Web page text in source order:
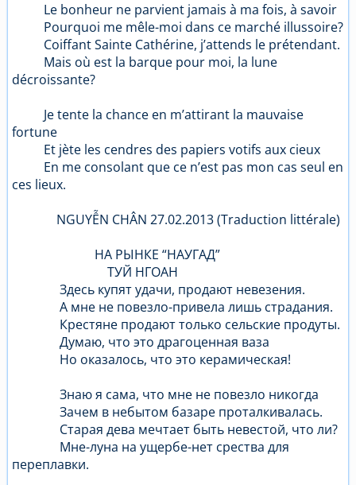
Le bonheur ne parvient jamais à ma fois, à savoir
Pourquoi me mêle-moi dans ce marché illussoire?
Coiffant Sainte Cathérine, j’attends le prétendant.
Mais où est la barque pour moi, la lune
décroissante?
Je tente la chance en m’attirant la mauvaise
fortune
Et jète les cendres des papiers votifs aux cieux
En me consolant que ce n’est pas mon cas seul en
ces lieux.
NGUYỄN CHÂN 27.02.2013 (Traduction littérale)
НА РЫНКЕ “НАУГАД”
ТУЙ НГОАН
Здесь купят удачи, продают невезения.
А мне не повезло-привела лишь страдания.
Крестяне продают только сельские продуты.
Думаю, что это драгоценная ваза
Но оказалось, что это керамическая!
Знаю я сама, что мне не повезло никогда
Зачем в небытом базаре проталкивалась.
Старая дева мечтает быть невестой, что ли?
Мне-луна на ущербе-нет срества для
переплавки.